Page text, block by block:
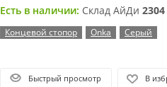
Есть в наличии: Склад АйДи
Концевой стопор Onka Серый
Быстрый просмотр В